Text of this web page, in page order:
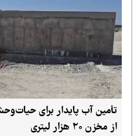
تأمین آب پایدار برای حیات‌وحش
از مخزن ۲۰ هزار لیتری